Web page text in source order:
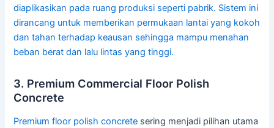
diaplikasikan pada ruang produksi seperti pabrik. Sistem ini
dirancang untuk memberikan permukaan lantai yang kokoh
dan tahan terhadap keausan sehingga mampu menahan
beban berat dan lalu lintas yang tinggi.
3. Premium Commercial Floor Polish
Concrete
Premium floor polishconcrete sering menjadi pilihan utama